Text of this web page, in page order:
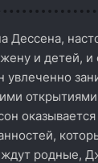
Дессена,
и детей, и
оказывается
родные,